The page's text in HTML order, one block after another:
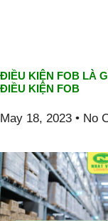
ĐIỀU KIỆN FOB LÀ
ĐIỀU KIỆN FOB
May 18, 2023 No